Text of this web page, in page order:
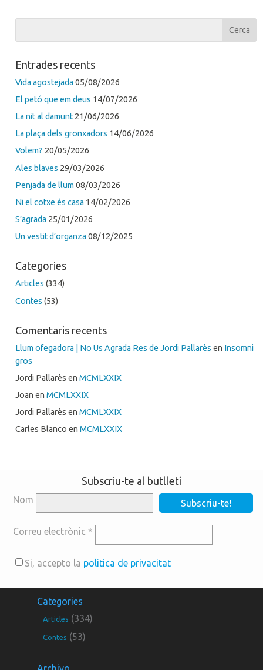
Entrades recents
Vida agostejada 05/08/2026
El petó que em deus 14/07/2026
La nit al damunt 21/06/2026
La plaça dels gronxadors 14/06/2026
Volem? 20/05/2026
Ales blaves 29/03/2026
Penjada de llum 08/03/2026
Ni el cotxe és casa 14/02/2026
S’agrada 25/01/2026
Un vestit d’organza 08/12/2025
Categories
Articles (334)
Contes (53)
Comentaris recents
Llum ofegadora | No Us Agrada Res de Jordi Pallarès en Insomni
gros
Jordi Pallarès enMCMLXXIX
Joan enMCMLXXIX
Jordi Pallarès enMCMLXXIX
Carles Blanco enMCMLXXIX
Subscriu-te al butlletí
Nom
Correu electrònic *
Si, accepto la politica de privacitat
Categories
Articles (334)
Contes (53)